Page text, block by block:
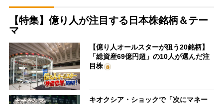
【特集】億り人が注目する日本株銘柄＆テー
マ
【億り人オールスターが狙う20銘柄】
「総資産69億円超」の10人が選んだ注
目株
キオクシア・ショックで「次にマネー